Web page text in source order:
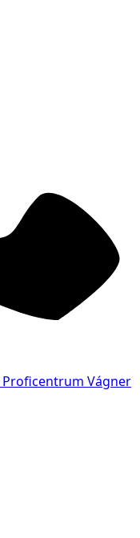
Proficentrum Vágner